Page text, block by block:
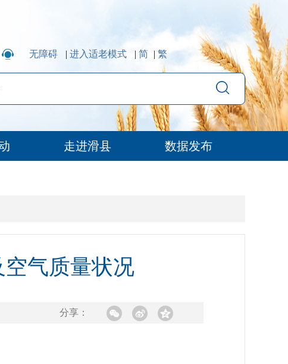
无障碍 | 进入适老模式 | 简 | 繁
走进滑县 数据发布
空气质量状况
分享：